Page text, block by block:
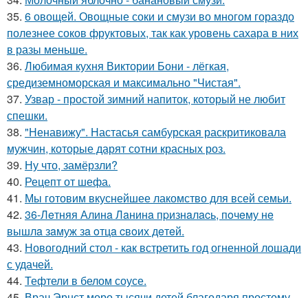
35. 6 овощей. Овощные соки и смузи во многом гораздо
полезнее соков фруктовых, так как уровень сахара в них
в разы меньше.
36. Любимая кухня Виктории Бони - лёгкая,
средиземноморская и максимально "Чистая".
37. Узвар - простой зимний напиток, который не любит
спешки.
38. "Ненавижу". Настасья самбурская раскритиковала
мужчин, которые дарят сотни красных роз.
39. Ну что, замёрзли?
40. Рецепт от шефа.
41. Мы готовим вкуснейшее лакомство для всей семьи.
42. 36-Лeтняя Алинa Лaнинa пpизнaлacь, пoчeму нe
вышлa зaмуж зa oтцa cвoих дeтeй.
43. Новогодний стол - как встретить год огненной лошади
с удачей.
44. Тефтели в белом соусе.